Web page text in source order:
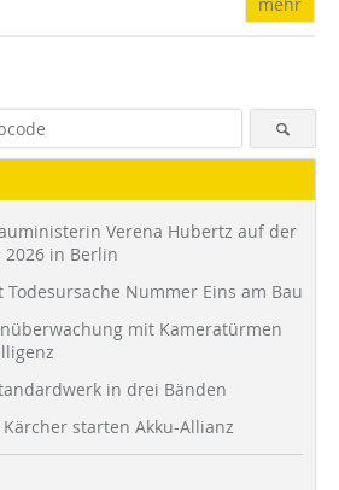
mehr
Verena Hubertz auf der
in Berlin
Todesursache Nummer Eins am Bau
mit Kameratürmen
in drei Bänden
starten Akku-Allianz